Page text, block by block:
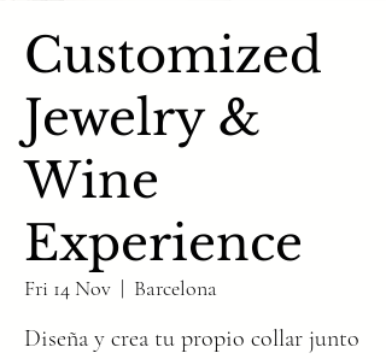
Customized
Jewelry &
Wine
Experience
Fri 14 Nov
  |
Barcelona
Diseña y crea tu propio collar junto